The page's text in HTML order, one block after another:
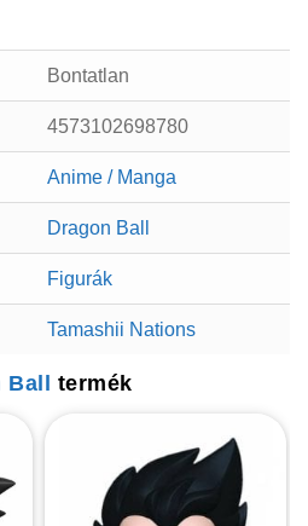
Bontatlan
4573102698780
Anime / Manga
Dragon Ball
Figurák
Tamashii Nations
termék